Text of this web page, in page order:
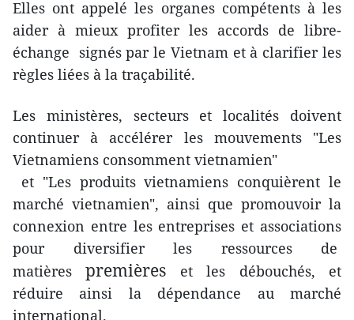
Elles ont appelé les organes compétents à les
aider à mieux profiter les accords de libre-
échange signés par le Vietnam et à clarifier les
règles liées à la traçabilité.
Les ministères, secteurs et localités doivent
continuer à accélérer les mouvements "Les
Vietnamiens consomment vietnamien"
et "Les produits vietnamiens conquièrent le
marché vietnamien", ainsi que promouvoir la
connexion entre les entreprises et associations
pour diversifier les ressources de
matièrespremières
et les débouchés, et
réduire ainsi la dépendance au marché
international.